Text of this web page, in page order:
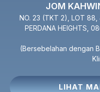
JOM
NO. 23 (TKT 2), LOT 88,
PERDANA HEIGHTS,
(Bersebelahan dengan
LIHAT